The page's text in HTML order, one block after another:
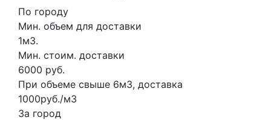
По городу
Мин. объем для доставки
1м3.
Мин. стоим. доставки
6000 руб.
При объеме свыше 6м3, доставка
1000руб./м3
За город